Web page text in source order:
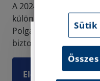
A 2024-es év előtt,
különálló jogi
Polgári Törvénykönyv
biztosított a részükre.
Elolvasom
Tisztelt
Sütik